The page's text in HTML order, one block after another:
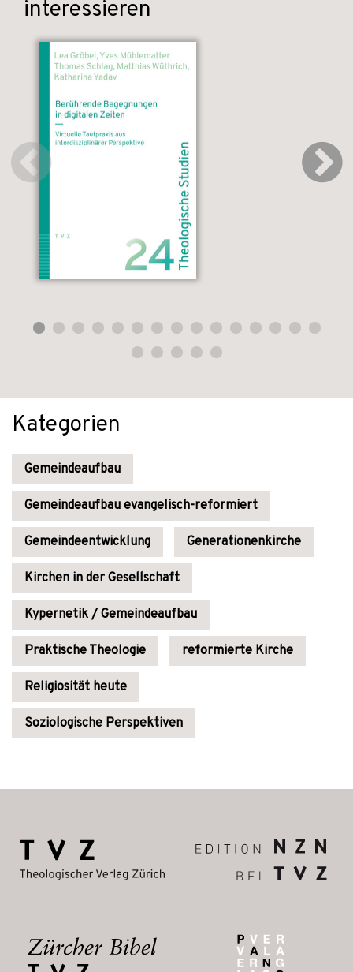
interessieren
Kategorien
Gemeindeaufbau
Gemeindeaufbau evangelisch-reformiert
Gemeindeentwicklung Generationenkirche
Kirchen in der Gesellschaft
Kypernetik / Gemeindeaufbau
Praktische Theologie reformierte Kirche
Religiosität heute
Soziologische Perspektiven